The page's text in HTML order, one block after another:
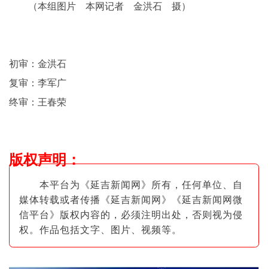
（本组图片 本网记者 金洪石 摄）
初审：金洪石
复审：李军广
终审：王春荣
版权声明：
本平台为《延吉新闻网》所有，任何单位、自
媒体转载或者传播《延吉新闻网》《延吉新闻网微
信平台》版权内容的，必须注明出处，否则视为侵
权。作品包括文字、图片 、视频等。